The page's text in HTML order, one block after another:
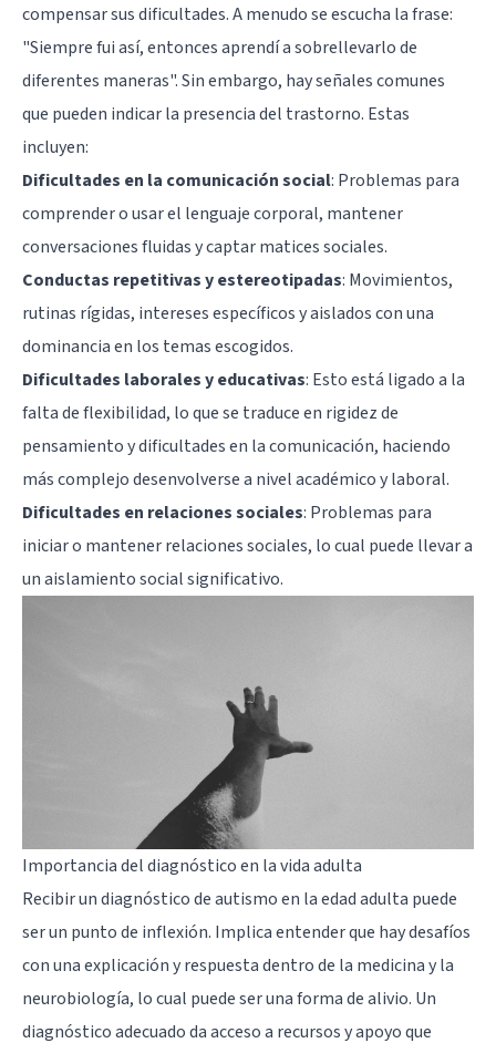
compensar sus dificultades. A menudo se escucha la frase:
"Siempre fui así, entonces aprendí a sobrellevarlo de
diferentes maneras". Sin embargo, hay señales comunes
que pueden indicar la presencia del trastorno. Estas
incluyen:
Dificultades en la comunicación social: Problemas para
comprender o usar el lenguaje corporal, mantener
conversaciones fluidas y captar matices sociales.
Conductas repetitivas y estereotipadas: Movimientos,
rutinas rígidas, intereses específicos y aislados con una
dominancia en los temas escogidos.
Dificultades laborales y educativas: Esto está ligado a la
falta de flexibilidad, lo que se traduce en rigidez de
pensamiento y dificultades en la comunicación, haciendo
más complejo desenvolverse a nivel académico y laboral.
Dificultades en relaciones sociales: Problemas para
iniciar o mantener relaciones sociales, lo cual puede llevar a
un aislamiento social significativo.
Importancia del diagnóstico en la vida adulta
Recibir un diagnóstico de autismo en la edad adulta puede
ser un punto de inflexión. Implica entender que hay desafíos
con una explicación y respuesta dentro de la medicina y la
neurobiología, lo cual puede ser una forma de alivio. Un
diagnóstico adecuado da acceso a recursos y apoyo que